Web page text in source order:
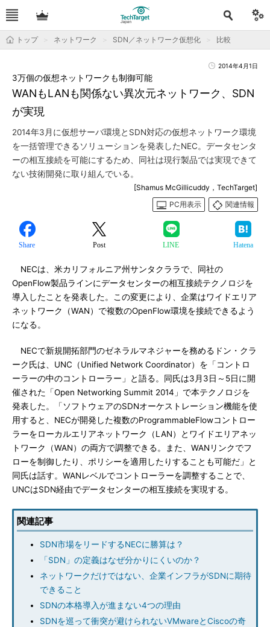
トップ ネットワーク SDN／ネットワーク仮想化 比較
2014年4月1日
WANもLANも関係ない異次元ネットワーク、SDN
が実現
3万個の仮想ネットワークも制御可能
2014年3月に仮想サーバ環境とSDN対応の仮想ネットワーク環境
を一括管理できるソリューションを発表したNEC。データセンタ
ーの相互接続を可能にするため、同社は現行製品では実現できて
ない技術開発に取り組んでいる。
[Shamus McGillicuddy，TechTarget]
PC用表示
関連情報
Share Post LINE Hatena
NECは、米カリフォルニア州サンタクララで、同社の
OpenFlow製品ラインにデータセンターの相互接続テクノロジを
導入したことを発表した。この変更により、企業はワイドエリア
ネットワーク（WAN）で複数のOpenFlow環境を接続できるよう
になる。
NECで新規開拓部門のゼネラルマネジャーを務めるドン・クラ
ーク氏は、UNC（Unified Network Coordinator）を「コントロ
ーラーの中のコントローラー」と語る。同氏は3月3日～5日に開
催された「Open Networking Summit 2014」で本テクノロジを
発表した。「ソフトウェアのSDNオーケストレーション機能を使
用すると、NECが開発した複数のProgrammableFlowコントロー
ラーをローカルエリアネットワーク（LAN）とワイドエリアネッ
トワーク（WAN）の両方で調整できる。また、WANリンクでフ
ローを制御したり、ポリシーを適用したりすることも可能だ」と
同氏は話す。WANレベルでコントローラーを調整することで、
UNCはSDN経由でデータセンターの相互接続を実現する。
関連記事
SDN市場をリードするNECに勝算は？
「SDN」の定義はなぜ分かりにくいのか？
ネットワークだけではない、企業インフラがSDNに期待
できること
SDNの本格導入が進まない4つの理由
SDNを巡って衝突が避けられないVMwareとCiscoの奇